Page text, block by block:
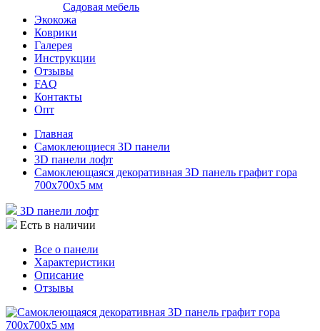
Садовая мебель
Экокожа
Коврики
Галерея
Инструкции
Отзывы
FAQ
Контакты
Опт
Главная
Самоклеющиеся 3D панели
3D панели лофт
Самоклеющаяся декоративная 3D панель графит гора
700x700x5 мм
3D панели лофт
Есть в наличии
Все о панели
Характеристики
Описание
Отзывы